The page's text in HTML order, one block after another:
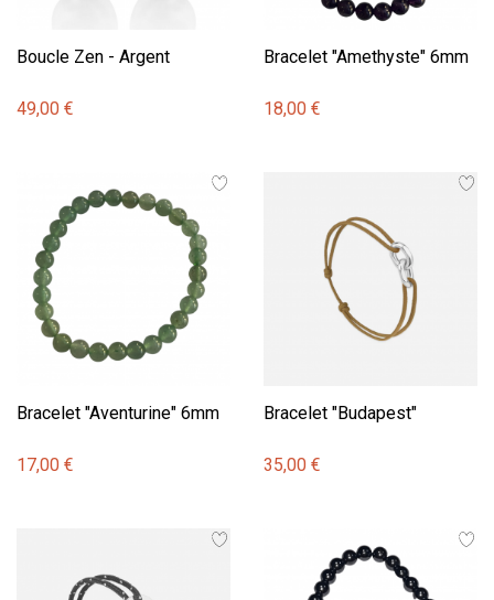
Boucle Zen - Argent
49,00 €
Bracelet "Amethyste" 6mm
18,00 €
Bracelet "Aventurine" 6mm
17,00 €
Bracelet "Budapest"
35,00 €